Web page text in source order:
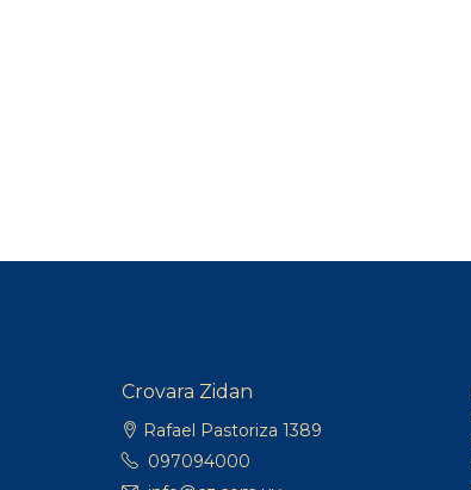
Crovara Zidan
Rafael Pastoriza 1389
097094000